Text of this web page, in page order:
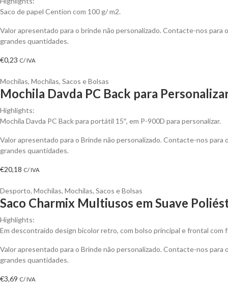
Saco de papel Cention com 100 g/ m2.
Valor apresentado para o brinde não personalizado. Contacte-nos para
grandes quantidades.
€0,23 C/ IVA
Mochilas, Mochilas, Sacos e Bolsas
Mochila Davda PC Back para
Highlights:
Mochila Davda PC Back para portátil 15″, em P-900D para personalizar.
Valor apresentado para o Brinde não personalizado. Contacte-nos
grandes quantidades.
€20,18 C/ IVA
Desporto, Mochilas, Mochilas, Sacos e Bolsas
Saco Charmix Multiusos em Suave
Highlights:
Em descontraído design bicolor retro, com bolso principal e frontal com
Valor apresentado para o Brinde não personalizado. Contacte-nos
grandes quantidades.
€3,69 C/ IVA